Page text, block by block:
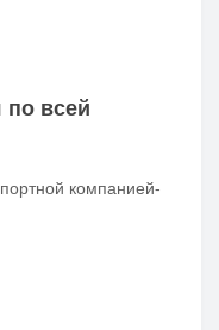
по всей
компанией-